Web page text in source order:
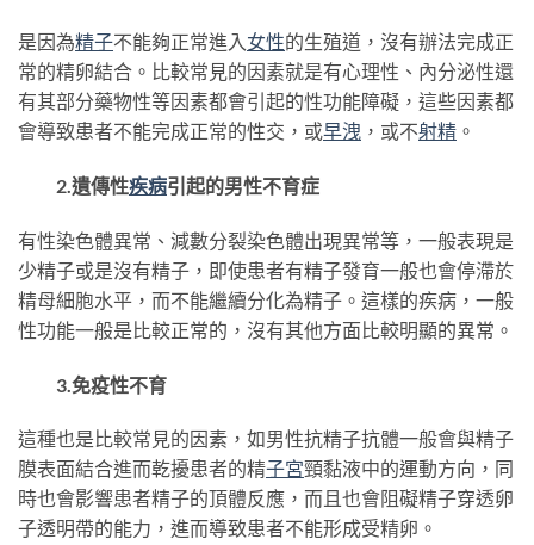
是因為精子不能夠正常進入 女性的生殖道，沒有辦法完成正
常的精卵結合。比較常見的因素就是有心理性、內分泌性還
有其部分藥物性等因素都會引起的性功能障礙，這些因素都
會導致患者不能完成正常的性交，或早洩 ，或不射精 。
2.遺傳性疾病引起的男性不育症
有性染色體異常、減數分裂染色體出現異常等，一般表現是
少精子或是沒有精子，即使患者有精子發育一般也會停滯於
精母細胞水平，而不能繼續分化為精子。這樣的疾病，一般
性功能一般是比較正常的，沒有其他方面比較明顯的異常。
3.免疫性不育
這種也是比較常見的因素，如男性抗精子抗體一般會與精子
膜表面結合進而乾擾患者的精子宮頸黏液中的運動方向，同
時也會影響患者精子的頂體反應，而且也會阻礙精子穿透卵
子透明帶的能力，進而導致患者不能形成受精卵。